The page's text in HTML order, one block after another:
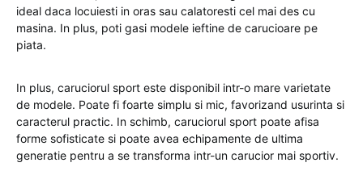
ideal daca locuiesti in oras sau calatoresti cel mai des cu
masina. In plus, poti gasi modele ieftine de carucioare pe
piata.
In plus, caruciorul sport este disponibil intr-o mare varietate
de modele. Poate fi foarte simplu si mic, favorizand usurinta si
caracterul practic. In schimb, caruciorul sport poate afisa
forme sofisticate si poate avea echipamente de ultima
generatie pentru a se transforma intr-un carucior mai sportiv.